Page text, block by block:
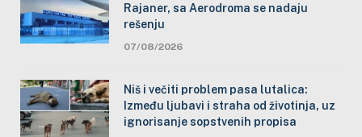
Rajaner, sa Aerodroma se nadaju
rešenju
07/08/2026
Niš i večiti problem pasa lutalica:
Između ljubavi i straha od životinja, uz
ignorisanje sopstvenih propisa